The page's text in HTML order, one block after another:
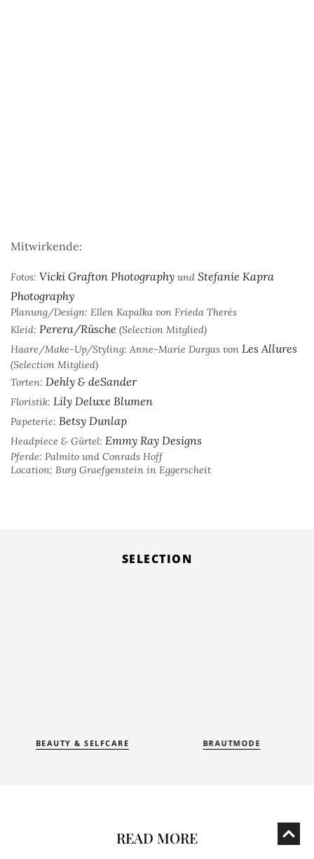
Mitwirkende:
Fotos: Vicki Grafton Photography und Stefanie Kapra
Photography
Planung/Design: Ellen Kapalka von Frieda Therés
Kleid: Perera/Rüsche (Selection Mitglied)
Haare/Make-Up/Styling: Anne-Marie Dargas von Les Allures
(Selection Mitglied)
Torten: Dehly & deSander
Floristik: Lily Deluxe Blumen
Papeterie: Betsy Dunlap
Headpiece & Gürtel: Emmy Ray Designs
Pferde: Palmito und Conrads Hoff
Location: Burg Graefgenstein in Eggerscheit
SELECTION
BEAUTY & SELFCARE BRAUTMODE
READ MORE